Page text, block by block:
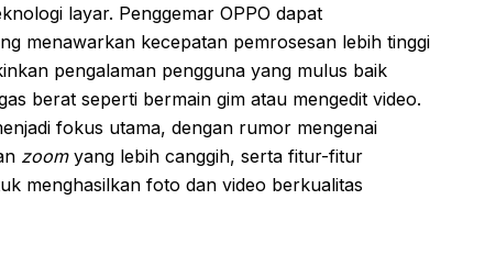
layar. Penggemar OPPO dapat
menawarkan kecepatan pemrosesan lebih tinggi
pengalaman pengguna yang mulus baik
berat seperti bermain gim atau mengedit video.
fokus utama, dengan rumor mengenai
zoomyang lebih canggih, serta fitur-fitur
menghasilkan foto dan video berkualitas